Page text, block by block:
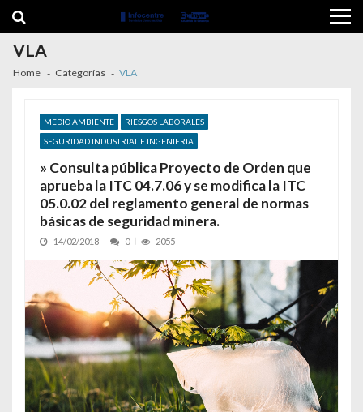
VLA
Home Categorías VLA
MEDIO AMBIENTE
RIESGOS LABORALES
SEGURIDAD INDUSTRIAL E INGENIERIA
» Consulta pública Proyecto de Orden que
aprueba la ITC 04.7.06 y se modifica la ITC
05.0.02 del reglamento general de normas
básicas de seguridad minera.
14/02/2018 0 2055